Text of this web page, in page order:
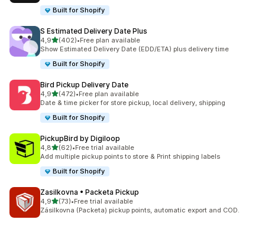
Built for Shopify
S Estimated Delivery Date Plus
4,9stelle su 5
(402)
402 recensioni totali
•Free plan available
Show Estimated Delivery Date (EDD/ETA) plus delivery time
Built for Shopify
Bird Pickup Delivery Date
4,9stelle su 5
(472)
472 recensioni totali
•Free plan available
Date & time picker for store pickup, local delivery, shipping
Built for Shopify
PickupBird by Digiloop
4,8stelle su 5
(62)
62 recensioni totali
•Free trial available
Add multiple pickup points to store & Print shipping labels
Built for Shopify
Zasilkovna • Packeta Pickup
4,9stelle su 5
(73)
73 recensioni totali
•Free trial available
Zásilkovna (Packeta) pickup points, automatic export and COD.